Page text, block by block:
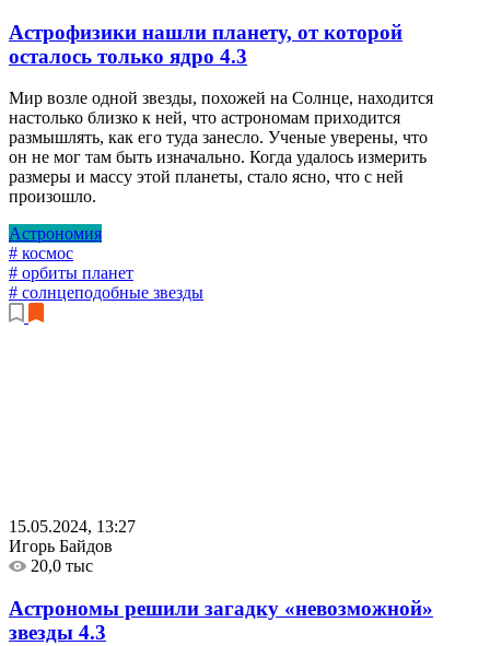
Астрофизики нашли планету, от которой
осталось только ядро 4.3
Мир возле одной звезды, похожей на Солнце, находится
настолько близко к ней, что астрономам приходится
размышлять, как его туда занесло. Ученые уверены, что
он не мог там быть изначально. Когда удалось измерить
размеры и массу этой планеты, стало ясно, что с ней
произошло.
Астрономия
# космос
# орбиты планет
# солнцеподобные звезды
15.05.2024, 13:27
Игорь Байдов
20,0 тыс
Астрономы решили загадку «невозможной»
звезды 4.3